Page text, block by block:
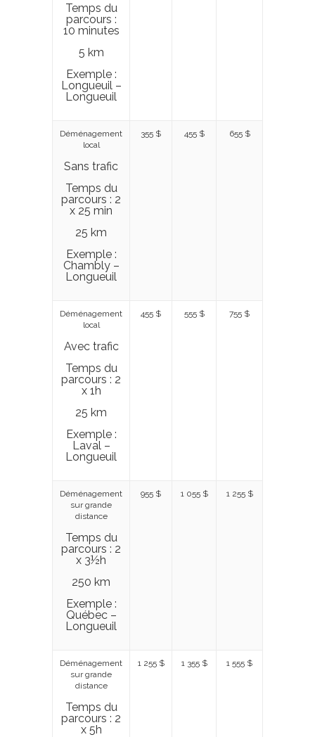
Temps du
parcours :
10 minutes
5 km
Exemple :
Longueuil –
Longueuil
Déménagement
local
Sans trafic
Temps du
parcours : 2
x 25 min
25 km
Exemple :
Chambly –
Longueuil
355 $ 455 $ 655 $
Déménagement
local
Avec trafic
Temps du
parcours : 2
x 1h
25 km
Exemple :
Laval –
Longueuil
455 $ 555 $ 755 $
Déménagement
sur grande
distance
Temps du
parcours : 2
x 3½h
250 km
Exemple :
Québec –
Longueuil
955 $ 1 055 $ 1 255 $
Déménagement
sur grande
distance
Temps du
parcours : 2
x 5h
1 255 $ 1 355 $ 1 555 $